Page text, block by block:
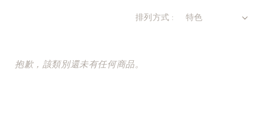
排列方式 :
抱歉，該類別還未有任何商品。